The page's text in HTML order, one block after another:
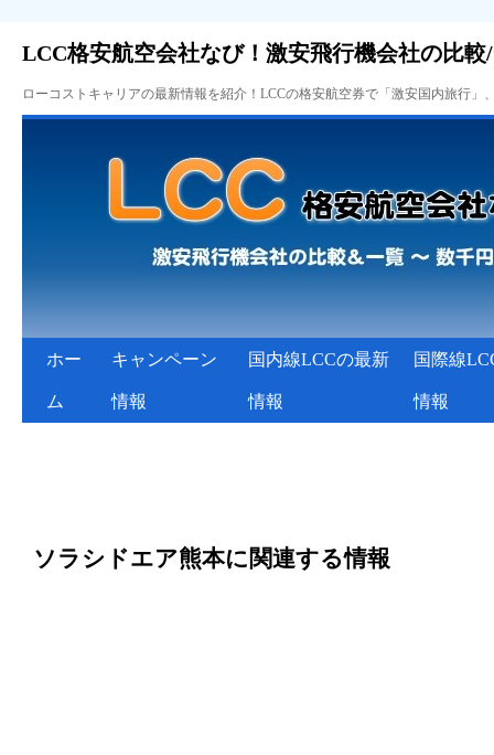
LCC格安航空会社なび！激安飛行機会社の比較
ローコストキャリアの最新情報を紹介！LCCの格安航空券で「激安国内旅行
ホー
ム
キャンペーン
情報
国内線LCCの最新
情報
国際線
情報
ソラシドエア熊本に関連する情報